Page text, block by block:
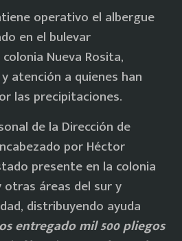
operativo el albergue
en el bulevar
colonia Nueva Rosita,
atención a quienes han
las precipitaciones.
de la Dirección de
por Héctor
presente en la colonia
otras áreas del sur y
distribuyendo ayuda
entregado mil 500 pliegos